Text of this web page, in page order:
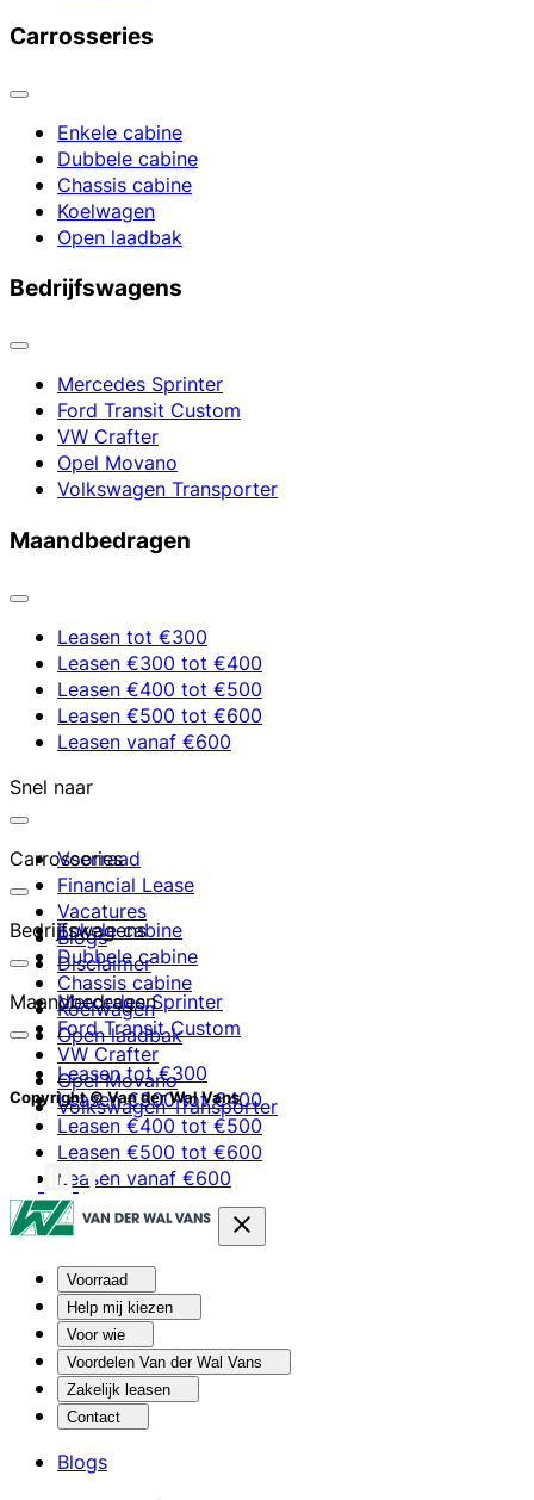
Carrosseries
Enkele cabine
Dubbele cabine
Chassis cabine
Koelwagen
Open laadbak
Bedrijfswagens
Mercedes Sprinter
Ford Transit Custom
VW Crafter
Opel Movano
Volkswagen Transporter
Maandbedragen
Leasen tot €300
Leasen €300 tot €400
Leasen €400 tot €500
Leasen €500 tot €600
Leasen vanaf €600
Snel naar
Voorraad
Financial Lease
Vacatures
Blogs
Disclaimer
Carrosseries
Enkele cabine
Dubbele cabine
Chassis cabine
Koelwagen
Open laadbak
Bedrijfswagens
Mercedes Sprinter
Ford Transit Custom
VW Crafter
Opel Movano
Volkswagen Transporter
Maandbedragen
Leasen tot €300
Leasen €300 tot €400
Leasen €400 tot €500
Leasen €500 tot €600
Leasen vanaf €600
Copyright © Van der Wal Vans
Voorraad
Help mij kiezen
Voor wie
Voordelen Van der Wal Vans
Zakelijk leasen
Contact
Blogs